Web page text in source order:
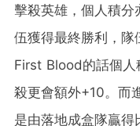
擊殺英雄，個人積
伍獲得最終勝利，隊
First Blood的話個
殺更會額外+10。而
是由落地成盒隊贏